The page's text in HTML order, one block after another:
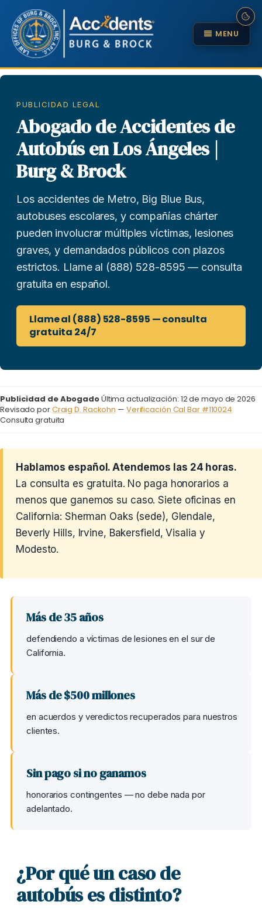
MENU
PUBLICIDAD LEGAL
Abogado de Accidentes de
Autobús en Los Ángeles |
Burg & Brock
Los accidentes de Metro, Big Blue Bus,
autobuses escolares, y compañías chárter
pueden involucrar múltiples víctimas, lesiones
graves, y demandados públicos con plazos
estrictos. Llame al (888) 528-8595 — consulta
gratuita en español.
Llame al (888) 528-8595 — consulta
gratuita 24/7
Publicidad de AbogadoÚltima actualización: 12 de mayo de 2026
Revisado porCraig D. Rackohn — Verificación Cal Bar #110024
Consulta gratuita
Hablamos español. Atendemos las 24 horas.
La consulta es gratuita. No paga honorarios a
menos que ganemos su caso. Siete oficinas en
California: Sherman Oaks (sede), Glendale,
Beverly Hills, Irvine, Bakersfield, Visalia y
Modesto.
Más de 35 años
defendiendo a víctimas de lesiones en el sur de
California.
Más de $500 millones
en acuerdos y veredictos recuperados para nuestros
clientes.
Sin pago si no ganamos
honorarios contingentes — no debe nada por
adelantado.
¿Por qué un caso de
autobús es distinto?